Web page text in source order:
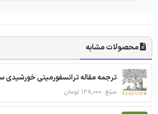
محصولات مشابه
ترجمه مقاله ترانسفورمیتی
مبلغ: ۱۲۸,۰۰۰ تومان